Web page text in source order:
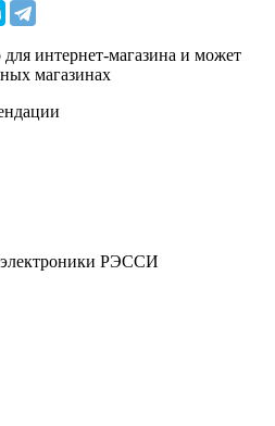
интернет-магазина и может
магазинах
РЭССИ